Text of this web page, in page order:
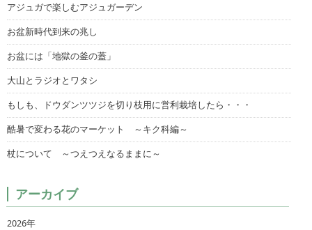
アジュガで楽しむアジュガーデン
お盆新時代到来の兆し
お盆には「地獄の釜の蓋」
大山とラジオとワタシ
もしも、ドウダンツツジを切り枝用に営利栽培したら・・・
酷暑で変わる花のマーケット ～キク科編～
杖について ～つえつえなるままに～
アーカイブ
2026年